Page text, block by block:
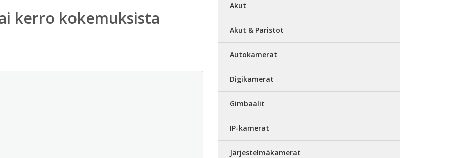
kerro kokemuksista
Akut
Akut & Paristot
Autokamerat
Digikamerat
Gimbaalit
IP-kamerat
Järjestelmäkamerat